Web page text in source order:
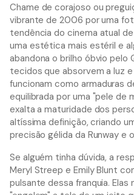
Chame de corajoso ou
vibrante de 2006 por uma
tendência do cinema atual
uma estética mais estéril e
abandona o brilho óbvio pelo
tecidos que absorvem a luz
funcionam como armaduras
equilibrada por uma "pele de
exalta a maturidade dos
altíssima definição, criando
precisão gélida da Runway e
Se alguém tinha dúvida, a
Meryl Streep e Emily Blunt
pulsante dessa franquia. Elas